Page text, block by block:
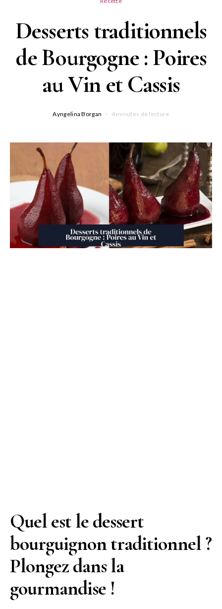
Desserts traditionnels
de Bourgogne : Poires
au Vin et Cassis
Ayngelina Borgan 4 minutes de lecture
Quel est le dessert
bourguignon traditionnel ?
Plongez dans la
gourmandise !